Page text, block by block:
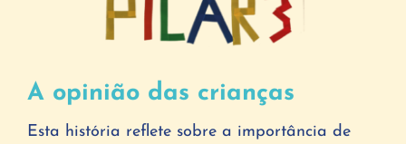
A opinião das crianças
Esta história reflete sobre a importância de